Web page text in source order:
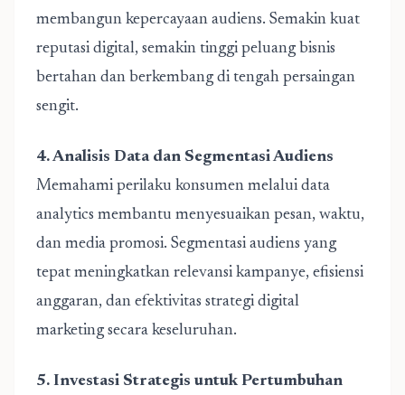
membangun kepercayaan audiens. Semakin kuat
reputasi digital, semakin tinggi peluang bisnis
bertahan dan berkembang di tengah persaingan
sengit.
4. Analisis Data dan Segmentasi Audiens
Memahami perilaku konsumen melalui data
analytics membantu menyesuaikan pesan, waktu,
dan media promosi. Segmentasi audiens yang
tepat meningkatkan relevansi kampanye, efisiensi
anggaran, dan efektivitas strategi digital
marketing secara keseluruhan.
5. Investasi Strategis untuk Pertumbuhan